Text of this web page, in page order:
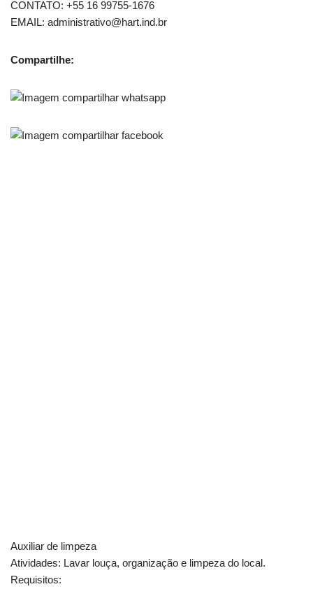
CONTATO: +55 16 99755-1676
EMAIL: administrativo@hart.ind.br
Compartilhe:
Auxiliar de limpeza
Atividades: Lavar louça, organização e limpeza do local.
Requisitos: